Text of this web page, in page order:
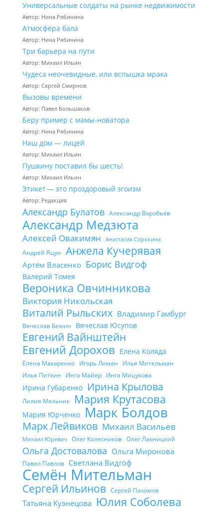
Универсальные солдаты на рынке недвижимости
Автор: Нина Рябинина
Атмосфера бала
Автор: Нина Рябинина
Три барьера на пути
Автор: Михаил Ильин
Чудеса неочевидные, или вспышка мрака
Автор: Сергей Смирнов
Вызовы времени
Автор: Павел Большаков
Беру пример с мамы-новатора
Автор: Нина Рябинина
Наш дом — лицей
Автор: Михаил Ильин
Пушкину поставил бы шесть!
Автор: Михаил Ильин
Этикет — это проздоровый эгоизм
Автор: Редакция
Александр Булатов Александр Воробьёв
Александр Медзюта
Алексей Овакимян Анастасия Сорокина
Андрей Яцун Анжела Кучерявая
Артём Власенко Борис Видгоф
Валерий Томея
Вероника Овчинникова
Виктория Никольская
Виталий Рыльских Владимир Гамбург
Вячеслав Бежин Вячеслав Юсупов
Евгений Вайнштейн
Евгений Дорохов Елена Коляда
Елена Макаренко Игорь Лиман
Илья Мительман
Илья Питкин
Инга Майер Инга Мицукова
Ирина Губаренко Ирина Крылова
Лилия Мельник Мария Крутасова
Мария Юрченко Марк Болдов
Марк Лейвиков Михаил Васильев
Михаил Юревич Олег Колесников Олег Лакницкий
Ольга Достовалова Ольга Миронова
Павел Павлов Светлана Видгоф
Семён Мительман
Сергей Ильинов Сергей Пахомов
Татьяна Кузнецова Юлия Соболева